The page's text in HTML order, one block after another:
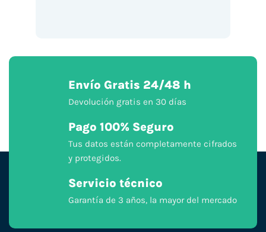
Envío Gratis 24/48 h
Devolución gratis en 30 días
Pago 100% Seguro
Tus datos están completamente cifrados
y protegidos.
Servicio técnico
Garantía de 3 años, la mayor del mercado